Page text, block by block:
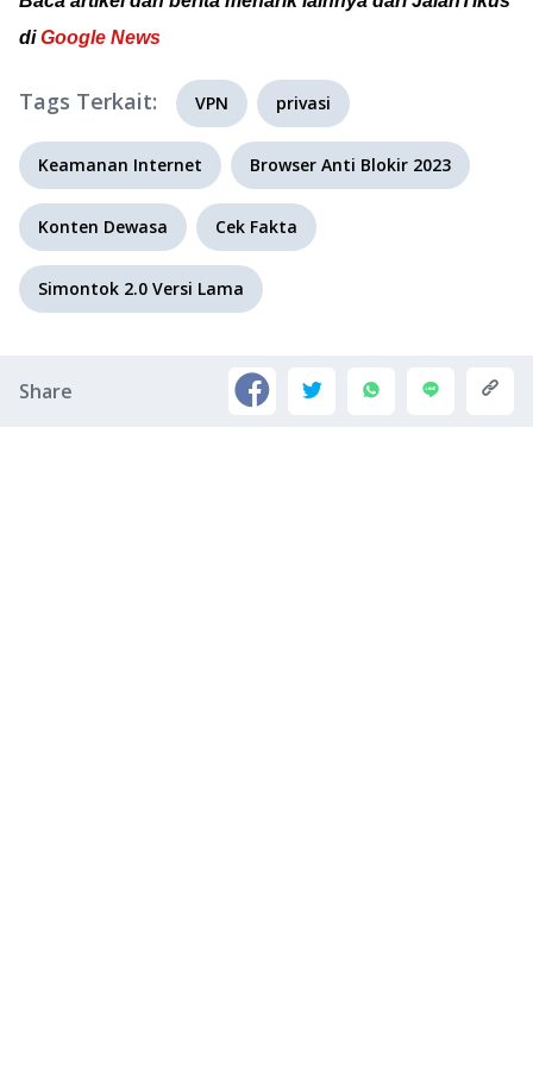
diGoogle News
Tags Terkait: VPN privasi
Keamanan Internet Browser Anti Blokir 2023
Konten Dewasa Cek Fakta
Simontok 2.0 Versi Lama
Share